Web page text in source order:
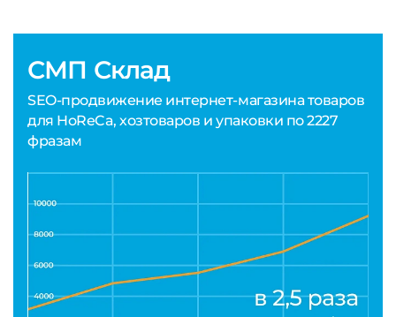
СМП Склад
SEO-продвижение интернет-магазина товаров
для HoReCa, хозтоваров и упаковки по 2227
фразам